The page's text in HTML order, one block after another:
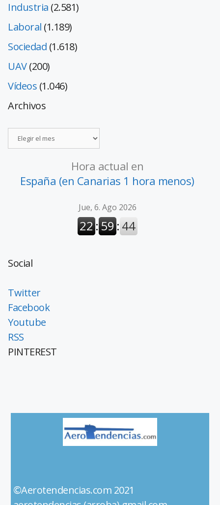
Industria (2.581)
Laboral (1.189)
Sociedad (1.618)
UAV(200)
Vídeos (1.046)
Archivos
Hora actual en
España (en Canarias 1 hora menos)
Social
Twitter
Facebook
Youtube
RSS
PINTEREST
©Aerotendencias.com 2021